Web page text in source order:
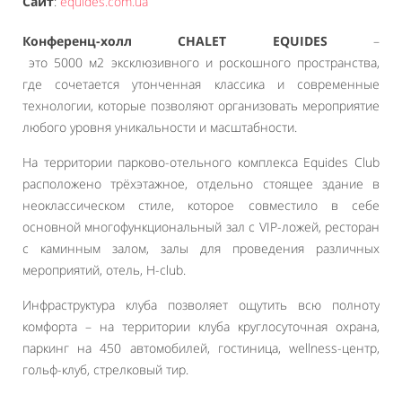
Конференц-холл CHALET EQUIDES –
это 5000 м2 эксклюзивного и роскошного пространства,
где сочетается утонченная классика и современные
технологии, которые позволяют организовать мероприятие
любого уровня уникальности и масштабности.
На территории парково-отельного комплекса Equides Club
расположено трёхэтажное, отдельно стоящее здание в
неоклассическом стиле, которое совместило в себе
основной многофункциональный зал с VIP-ложей, ресторан
с каминным залом, залы для проведения различных
мероприятий, отель, H-club.
Инфраструктура клуба позволяет ощутить всю полноту
комфорта – на территории клуба круглосуточная охрана,
паркинг на 450 автомобилей, гостиница, wellness-центр,
гольф-клуб, стрелковый тир.